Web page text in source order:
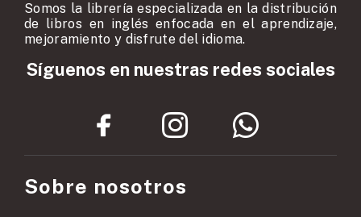
Somos la librería especializada en la distribución
de libros en inglés enfocada en el aprendizaje,
mejoramiento y disfrute del idioma.
Síguenos en nuestras redes sociales
Sobre nosotros